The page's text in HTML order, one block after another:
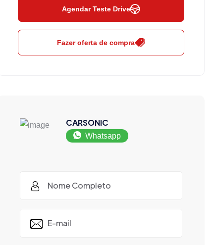
Agendar Teste Drive
Fazer oferta de compra
CARSONIC
Whatsapp